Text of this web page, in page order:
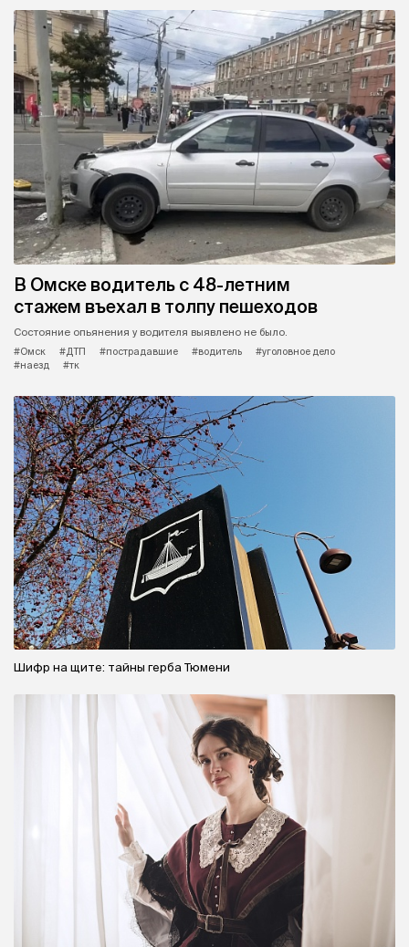
В Омске водитель с 48-летним
стажем въехал в толпу пешеходов
Состояние опьянения у водителя выявлено не было.
#Омск
#ДТП #пострадавшие #водитель
#уголовное дело
#наезд
#тк
Шифр на щите: тайны герба Тюмени